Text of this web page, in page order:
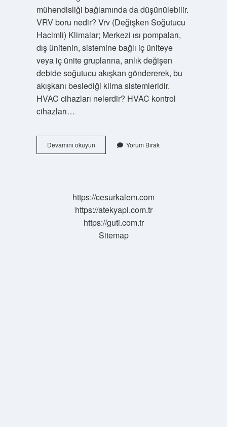
mühendisliği bağlamında da düşünülebilir.
VRV boru nedir? Vrv (Değişken Soğutucu
Hacimli) Klimalar; Merkezi ısı pompaları,
dış ünitenin, sistemine bağlı iç üniteye
veya iç ünite gruplarına, anlık değişen
debide soğutucu akışkan göndererek, bu
akışkanı beslediği klima sistemleridir.
HVAC cihazları nelerdir? HVAC kontrol
cihazları…
Devamını okuyunHvac
Boru
Yorum Bırak
https://cesurkalem.com
https://atekyapi.com.tr
https://guti.com.tr
Sitemap